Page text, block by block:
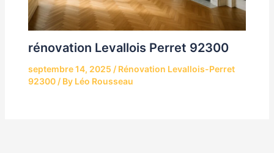
rénovation Levallois Perret 92300
septembre 14, 2025 / Rénovation Levallois-Perret
92300/ By Léo Rousseau